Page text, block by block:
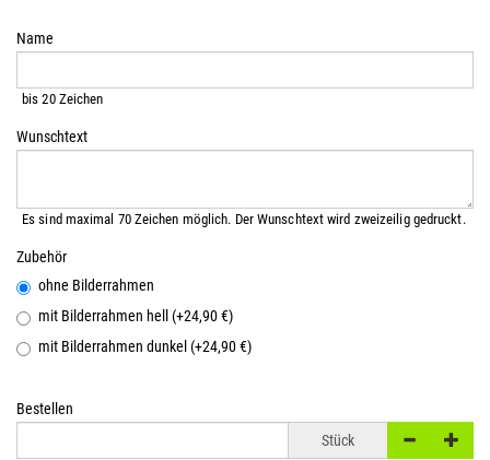
Name
bis 20 Zeichen
Wunschtext
Es sind maximal 70 Zeichen möglich. Der Wunschtext wird zweizeilig gedruckt.
Zubehör
ohne Bilderrahmen
mit Bilderrahmen hell (+24,90 €)
mit Bilderrahmen dunkel (+24,90 €)
Bestellen
Stück